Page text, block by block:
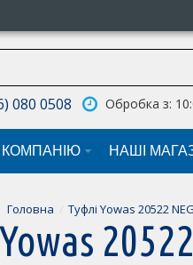
080 0508 Обробка з:
НАШI
Головна Туфлі Yowas 20522